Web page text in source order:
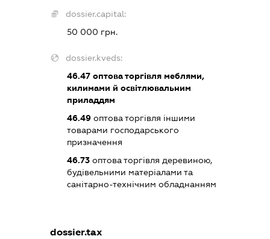
dossier.capital:
50 000 грн.
dossier.kveds:
46.47 оптова торгівля меблями,
килимами й освітлювальним
приладдям
46.49 оптова торгівля іншими
товарами господарського
призначення
46.73 оптова торгівля деревиною,
будівельними матеріалами та
санітарно-технічним обладнанням
dossier.tax